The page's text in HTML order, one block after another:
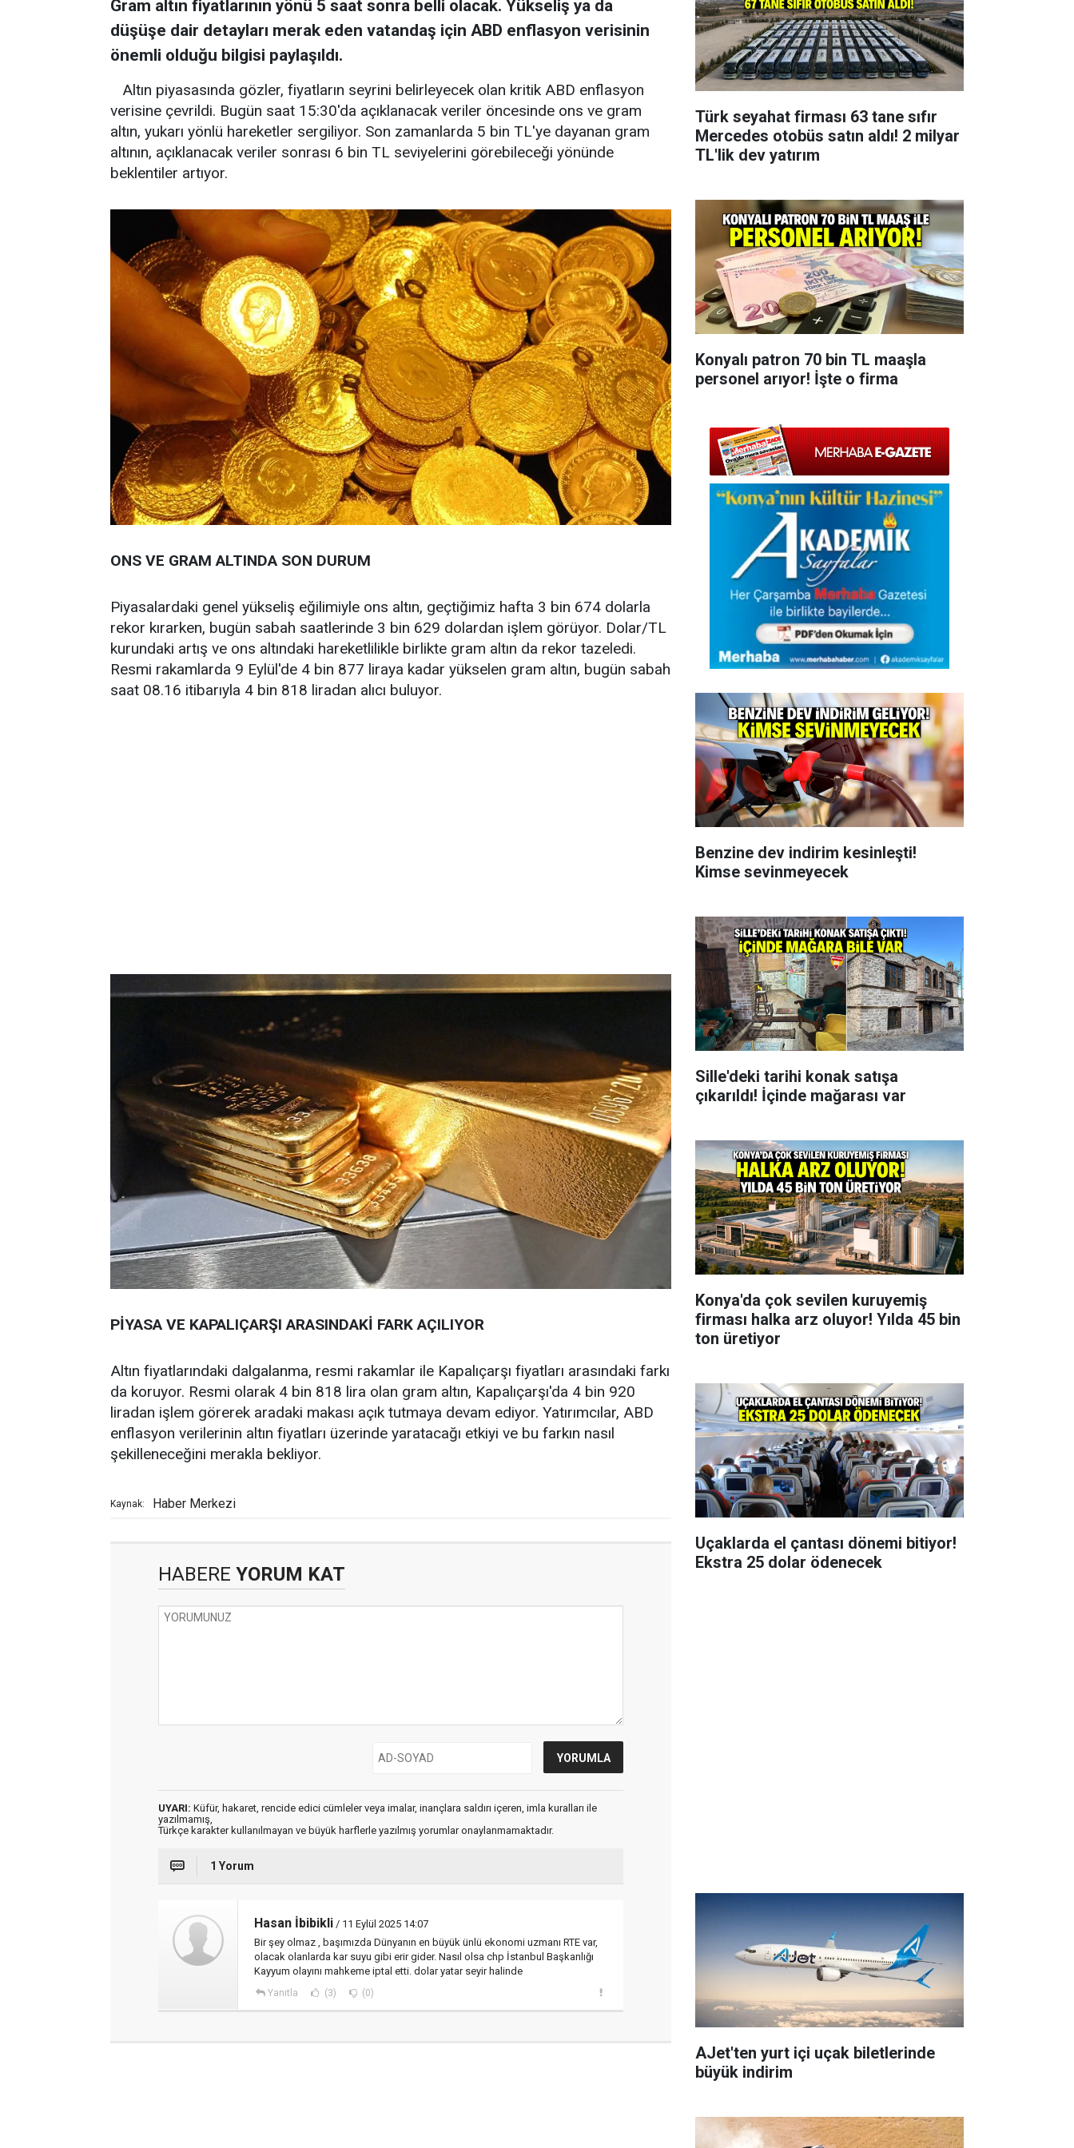
Gram altın fiyatlarının yönü 5 saat sonra belli olacak. Yükseliş ya da
düşüşe dair detayları merak eden vatandaş için ABD enflasyon verisinin
önemli olduğu bilgisi paylaşıldı.
Altın piyasasında gözler, fiyatların seyrini belirleyecek olan kritik ABD enflasyon
verisine çevrildi. Bugün saat 15:30'da açıklanacak veriler öncesinde ons ve gram
altın, yukarı yönlü hareketler sergiliyor. Son zamanlarda 5 bin TL'ye dayanan gram
altının, açıklanacak veriler sonrası 6 bin TL seviyelerini görebileceği yönünde
beklentiler artıyor.
ONS VE GRAM ALTINDA SON DURUM
Piyasalardaki genel yükseliş eğilimiyle ons altın, geçtiğimiz hafta 3 bin 674 dolarla
rekor kırarken, bugün sabah saatlerinde 3 bin 629 dolardan işlem görüyor. Dolar/TL
kurundaki artış ve ons altındaki hareketlilikle birlikte gram altın da rekor tazeledi.
Resmi rakamlarda 9 Eylül'de 4 bin 877 liraya kadar yükselen gram altın, bugün sabah
saat 08.16 itibarıyla 4 bin 818 liradan alıcı buluyor.
PİYASA VE KAPALIÇARŞI ARASINDAKİ FARK AÇILIYOR
Altın fiyatlarındaki dalgalanma, resmi rakamlar ile Kapalıçarşı fiyatları arasındaki farkı
da koruyor. Resmi olarak 4 bin 818 lira olan gram altın, Kapalıçarşı'da 4 bin 920
liradan işlem görerek aradaki makası açık tutmaya devam ediyor. Yatırımcılar, ABD
enflasyon verilerinin altın fiyatları üzerinde yaratacağı etkiyi ve bu farkın nasıl
şekilleneceğini merakla bekliyor.
Kaynak: Haber Merkezi
HABERE YORUM KAT
UYARI: Küfür, hakaret, rencide edici cümleler veya imalar, inançlara saldırı içeren, imla kuralları ile
yazılmamış,
Türkçe karakter kullanılmayan ve büyük harflerle yazılmış yorumlar onaylanmamaktadır.
1 Yorum
Hasan İbibikli / 11 Eylül 2025 14:07
Bir şey olmaz , başımızda Dünyanın en büyük ünlü ekonomi uzmanı RTE var,
olacak olanlarda kar suyu gibi erir gider. Nasıl olsa chp İstanbul Başkanlığı
Kayyum olayını mahkeme iptal etti. dolar yatar seyir halinde
Yanıtla (3) (0)
Türk seyahat firması 63 tane sıfır
Mercedes otobüs satın aldı! 2 milyar
TL'lik dev yatırım
Konyalı patron 70 bin TL maaşla
personel arıyor! İşte o firma
Benzine dev indirim kesinleşti!
Kimse sevinmeyecek
Sille'deki tarihi konak satışa
çıkarıldı! İçinde mağarası var
Konya'da çok sevilen kuruyemiş
firması halka arz oluyor! Yılda 45 bin
ton üretiyor
Uçaklarda el çantası dönemi bitiyor!
Ekstra 25 dolar ödenecek
AJet'ten yurt içi uçak biletlerinde
büyük indirim